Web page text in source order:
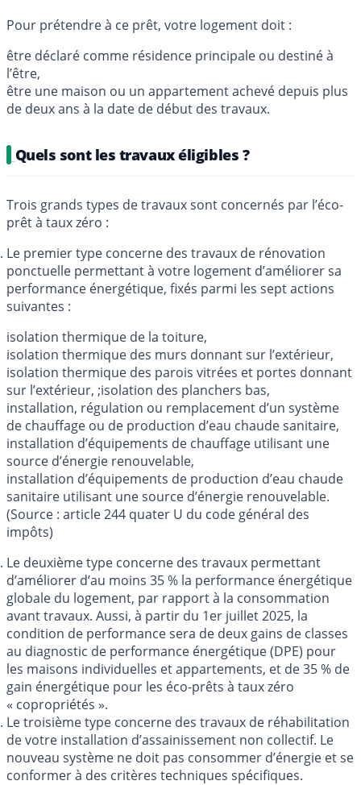
Pour prétendre à ce prêt, votre logement doit :
être déclaré comme résidence principale ou destiné à
l’être,
être une maison ou un appartement achevé depuis plus
de deux ans à la date de début des travaux.
Quels sont les travaux éligibles ?
Trois grands types de travaux sont concernés par l’éco-
prêt à taux zéro :
Le premier type concerne des travaux de rénovation
ponctuelle permettant à votre logement d’améliorer sa
performance énergétique, fixés parmi les sept actions
suivantes :
isolation thermique de la toiture,
isolation thermique des murs donnant sur l’extérieur,
isolation thermique des parois vitrées et portes donnant
sur l’extérieur, ;isolation des planchers bas,
installation, régulation ou remplacement d’un système
de chauffage ou de production d’eau chaude sanitaire,
installation d’équipements de chauffage utilisant une
source d’énergie renouvelable,
installation d’équipements de production d’eau chaude
sanitaire utilisant une source d’énergie renouvelable.
(Source : article 244 quater U du code général des
impôts)
Le deuxième type concerne des travaux permettant
d’améliorer d’au moins 35 % la performance énergétique
globale du logement, par rapport à la consommation
avant travaux. Aussi, à partir du 1er juillet 2025, la
condition de performance sera de deux gains de classes
au diagnostic de performance énergétique (DPE) pour
les maisons individuelles et appartements, et de 35 % de
gain énergétique pour les éco-prêts à taux zéro
« copropriétés ».
Le troisième type concerne des travaux de réhabilitation
de votre installation d’assainissement non collectif. Le
nouveau système ne doit pas consommer d’énergie et se
conformer à des critères techniques spécifiques.